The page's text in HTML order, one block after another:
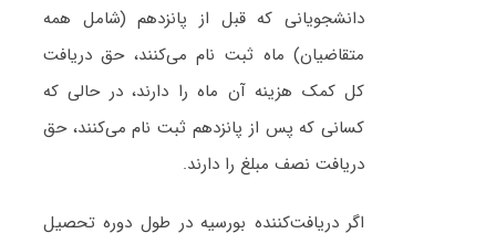
دانشجویانی که قبل از پانزدهم (شامل همه
متقاضیان) ماه ثبت نام می‌کنند، حق دریافت
کل کمک هزینه آن ماه را دارند، در حالی که
کسانی که پس از پانزدهم ثبت نام می‌کنند، حق
دریافت نصف مبلغ را دارند.
اگر دریافت‌کننده بورسیه در طول دوره تحصیل